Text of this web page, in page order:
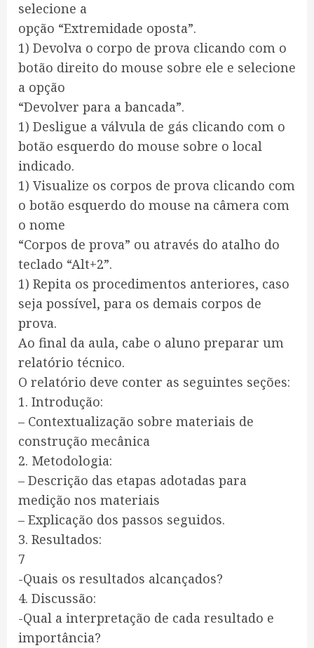
selecione a
opção “Extremidade oposta”.
1) Devolva o corpo de prova clicando com o
botão direito do mouse sobre ele e selecione
a opção
“Devolver para a bancada”.
1) Desligue a válvula de gás clicando com o
botão esquerdo do mouse sobre o local
indicado.
1) Visualize os corpos de prova clicando com
o botão esquerdo do mouse na câmera com
o nome
“Corpos de prova” ou através do atalho do
teclado “Alt+2”.
1) Repita os procedimentos anteriores, caso
seja possível, para os demais corpos de
prova.
Ao final da aula, cabe o aluno preparar um
relatório técnico.
O relatório deve conter as seguintes seções:
1. Introdução:
– Contextualização sobre materiais de
construção mecânica
2. Metodologia:
– Descrição das etapas adotadas para
medição nos materiais
– Explicação dos passos seguidos.
3. Resultados:
7
-Quais os resultados alcançados?
4. Discussão:
-Qual a interpretação de cada resultado e
importância?